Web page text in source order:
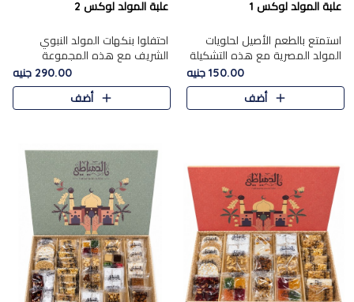
علبة المولد لوكس 1
استمتع بالطعم الأصيل لحلويات
المولد المصرية مع هذه التشكيلة
المختارة بعناية من 9 قطع. تتضمن
التشكيلة جوزرية مع فول،ملبان
150.00 جنيه
أضف
علبة المولد لوكس 2
احتفلوا بنكهات المولد النبوي
الشريف مع هذه المجموعة
الفاخرة المكونة من 19 قطعة،
والتي تم اختيارها بعناية فائقة لتُبرز
تشكيلة واسعة من الحلويات
290.00 جنيه
أضف